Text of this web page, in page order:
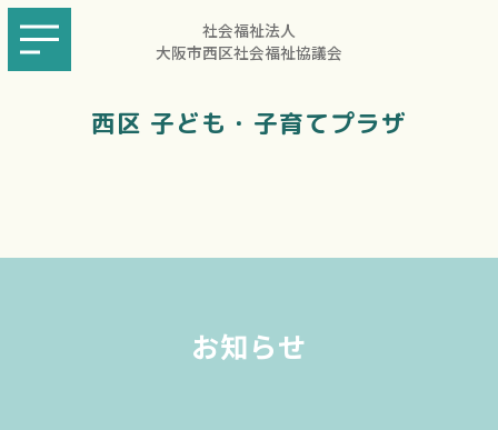
社会福祉法人
大阪市西区社会福祉協議会
西区 子ども・子育てプラザ
お知らせ